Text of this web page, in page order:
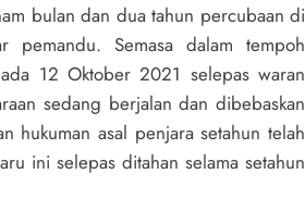
bulan dan dua tahun percubaan di
Semasa dalam tempoh
12 Oktober 2021 selepas waran
sedang berjalan dan dibebaskan
hukuman asal penjara setahun telah
ini selepas ditahan selama setahun